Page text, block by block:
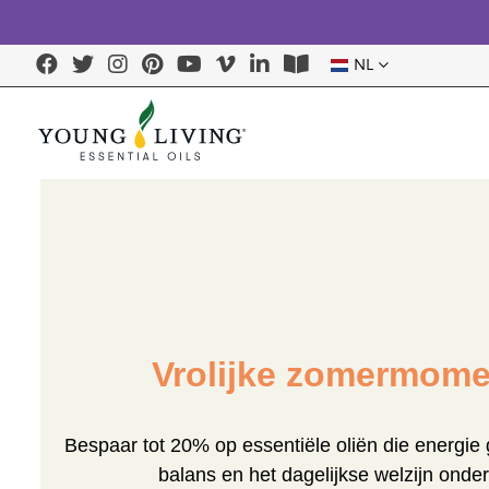
NL
Vrolijke
Bespaar tot 20% op essentiële oliën die energie
balans en het dagelijkse welzijn